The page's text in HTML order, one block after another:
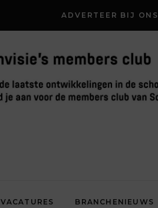
ADVERTEER BIJ ONS
VACATURES BRANCHENIEUWS